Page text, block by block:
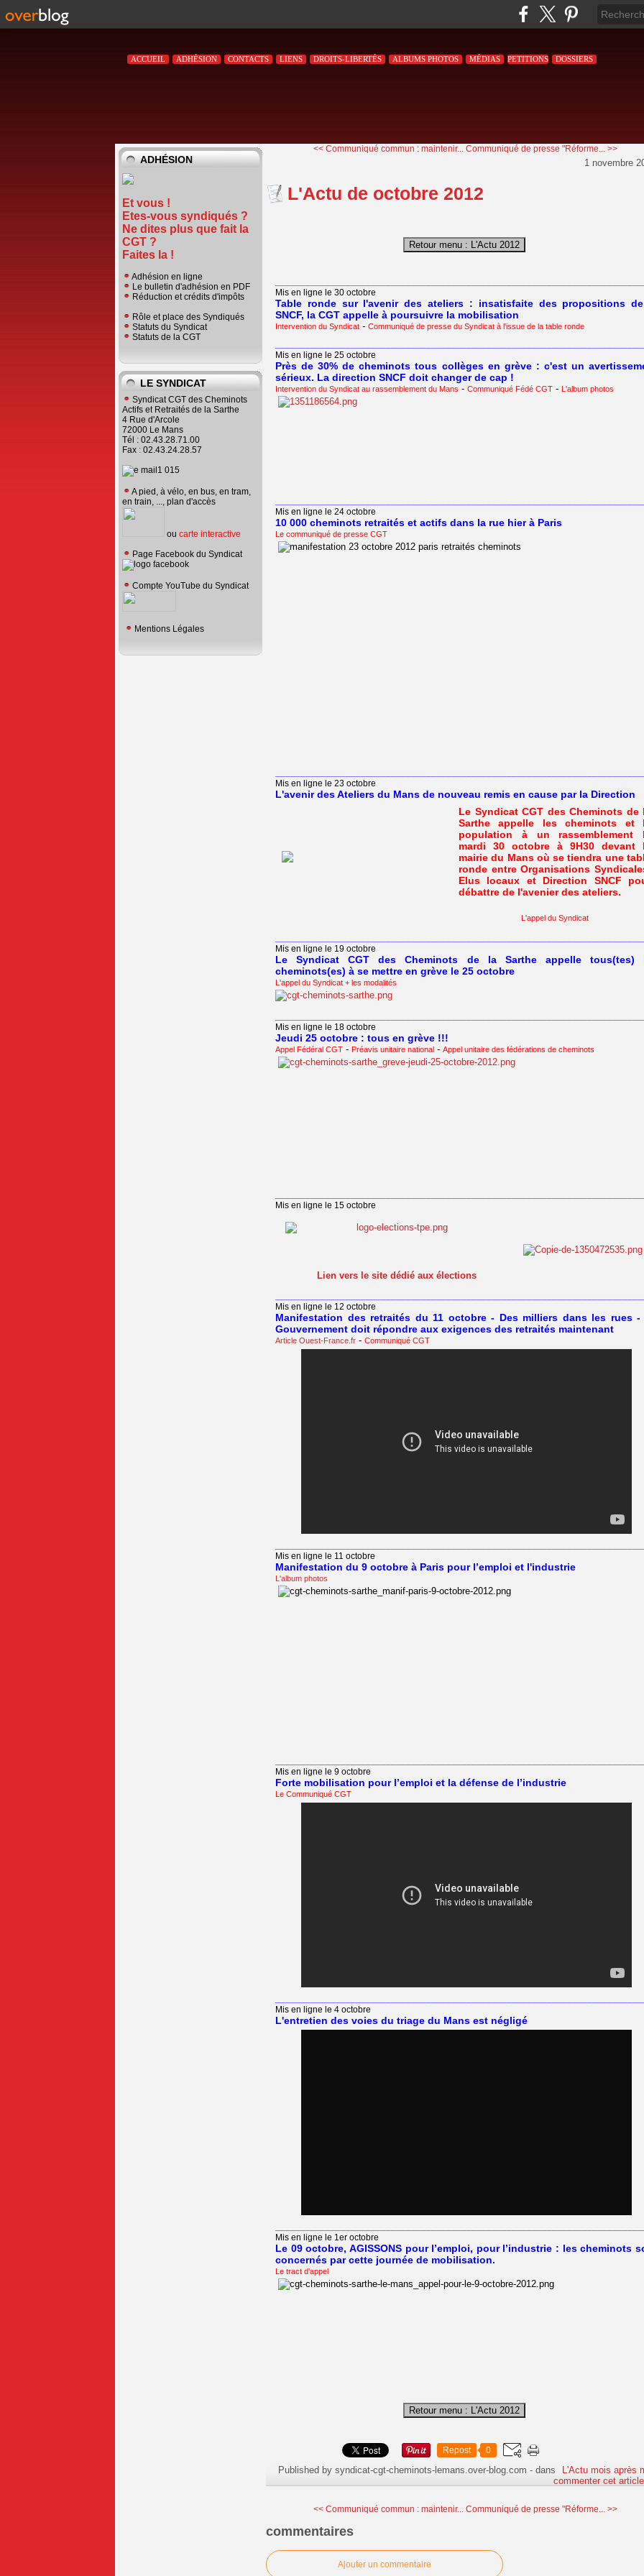
ACCUEIL ADHÉSION CONTACTS LIENS DROITS-LIBERTÉS ALBUMS PHOTOS MÉDIAS PETITIONS DOSSIERS
ADHÉSION
Et vous !
Etes-vous syndiqués ?
Ne dites plus que fait la
CGT ?
Faites la !
Adhésion en ligne
Le bulletin d'adhésion en PDF
Réduction et crédits d'impôts
Rôle et place des Syndiqués
Statuts du Syndicat
Statuts de la CGT
LE SYNDICAT
Syndicat CGT des Cheminots
Actifs et Retraités de la Sarthe
4 Rue d'Arcole
72000 Le Mans
Tél : 02.43.28.71.00
Fax : 02.43.24.28.57
A pied, à vélo, en bus, en tram,
en train, ..., plan d'accès
ou carte interactive
Page Facebook du Syndicat
Compte YouTube du Syndicat
Mentions Légales
<< Communiqué commun : maintenir... Communiqué de presse "Réforme... >>
1 novembre
L'Actu de octobre 2012
Mis en ligne le 30 octobre
Table ronde sur l'avenir des ateliers : insatisfaite des propositions
SNCF, la CGT appelle à poursuivre la mobilisation
Intervention du Syndicat - Communiqué de presse du Syndicat à l'issue de la table ronde
Mis en ligne le 25 octobre
Près de 30% de cheminots tous collèges en grève : c'est un
sérieux. La direction SNCF doit changer de cap !
Intervention du Syndicat au rassemblement du Mans - Communiqué Fédé CGT - L'album photos
Mis en ligne le 24 octobre
10 000 cheminots retraités et actifs dans la rue hier à Paris
Le communiqué de presse CGT
Mis en ligne le 23 octobre
L'avenir des Ateliers du Mans de nouveau remis en cause par la Direction
Le Syndicat CGT des Cheminots de
Sarthe appelle les cheminots et
population à un rassemblement
mardi 30 octobre à 9H30 devant
mairie du Mans où se tiendra une
ronde entre Organisations
Elus locaux et Direction SNCF
débattre de l'avenier des ateliers.
L'appel du Syndicat
Mis en ligne le 19 octobre
Le Syndicat CGT des Cheminots de la Sarthe appelle tous(tes)
cheminots(es) à se mettre en grève le 25 octobre
L'appel du Syndicat + les modalités
Mis en ligne le 18 octobre
Jeudi 25 octobre : tous en grève !!!
Appel Fédéral CGT - Préavis unitaire national - Appel unitaire des fédérations de cheminots
Mis en ligne le 15 octobre
Lien vers le site dédié aux élections
Mis en ligne le 12 octobre
Manifestation des retraités du 11 octobre - Des milliers dans les rues -
Gouvernement doit répondre aux exigences des retraités maintenant
Article Ouest-France.fr - Communiqué CGT
Mis en ligne le 11 octobre
Manifestation du 9 octobre à Paris pour l’emploi et l'industrie
L'album photos
Mis en ligne le 9 octobre
Forte mobilisation pour l’emploi et la défense de l’industrie
Le Communiqué CGT
Mis en ligne le 4 octobre
L'entretien des voies du triage du Mans est négligé
Mis en ligne le 1er octobre
Le 09 octobre, AGISSONS pour l’emploi, pour l’industrie : les cheminots
concernés par cette journée de mobilisation.
Le tract d'appel
Repost 0
Published by syndicat-cgt-cheminots-lemans.over-blog.com - dans
L'Actu mois après
commenter cet
<< Communiqué commun : maintenir... Communiqué de presse "Réforme... >>
commentaires
Ajouter un commentaire